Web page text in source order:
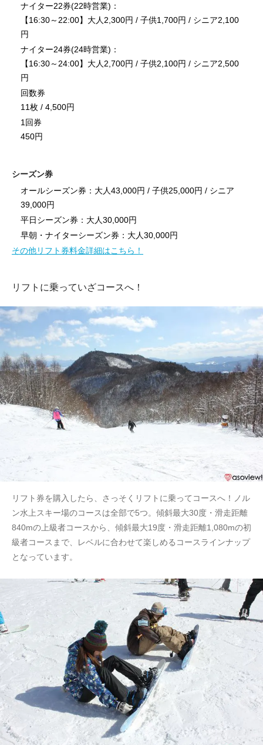
ナイター22券(22時営業)：
【16:30～22:00】大人2,300円 / 子供1,700円 / シニア2,100
円
ナイター24券(24時営業)：
【16:30～24:00】大人2,700円 / 子供2,100円 / シニア2,500
円
回数券
11枚 / 4,500円
1回券
450円
シーズン券
オールシーズン券：大人43,000円 / 子供25,000円 / シニア
39,000円
平日シーズン券：大人30,000円
早朝・ナイターシーズン券：大人30,000円
その他リフト券料金詳細はこちら！
リフトに乗っていざコースへ！
リフト券を購入したら、さっそくリフトに乗ってコースへ！ノル
ン水上スキー場のコースは全部で5つ。傾斜最大30度・滑走距離
840mの上級者コースから、傾斜最大19度・滑走距離1,080mの初
級者コースまで、レベルに合わせて楽しめるコースラインナップ
となっています。